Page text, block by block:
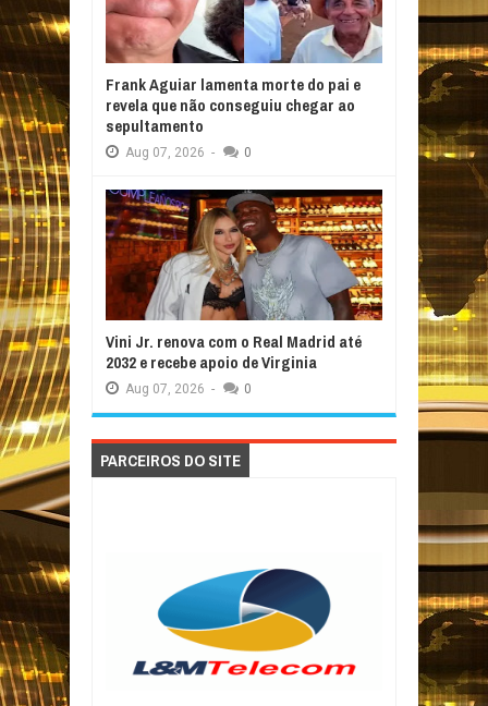
Frank Aguiar lamenta morte do pai e
revela que não conseguiu chegar ao
sepultamento
Aug 07, 2026 - 0
Vini Jr. renova com o Real Madrid até
2032 e recebe apoio de Virginia
Aug 07, 2026 - 0
PARCEIROS DO SITE